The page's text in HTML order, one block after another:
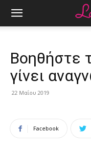
Βοηθήστε
γίνει
22 Μαΐου 2019
Facebook